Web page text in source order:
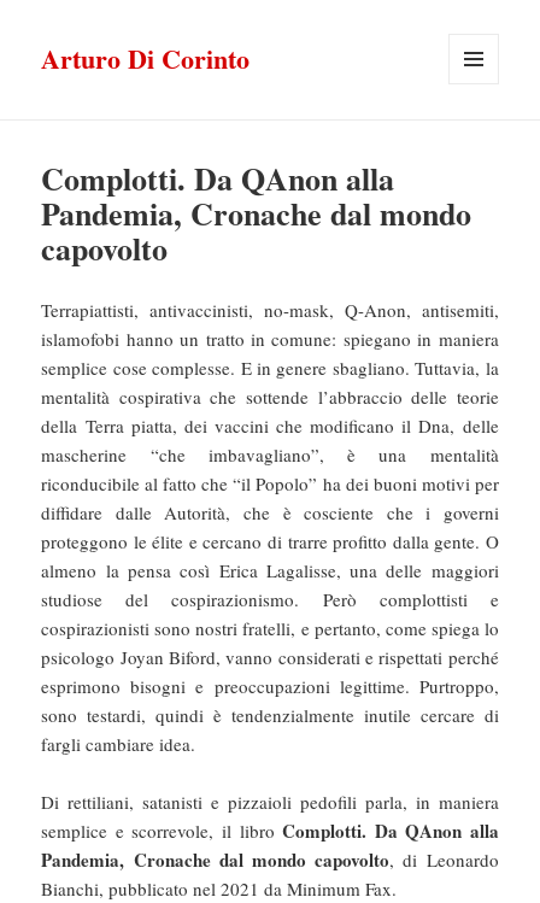
Arturo Di Corinto
Complotti. Da QAnon alla
Pandemia, Cronache dal mondo
capovolto
Terrapiattisti, antivaccinisti, no-mask, Q-Anon, antisemiti,
islamofobi hanno un tratto in comune: spiegano in maniera
semplice cose complesse. E in genere sbagliano. Tuttavia, la
mentalità cospirativa che sottende l’abbraccio delle teorie
della Terra piatta, dei vaccini che modificano il Dna, delle
mascherine “che imbavagliano”, è una mentalità
riconducibile al fatto che “il Popolo” ha dei buoni motivi per
diffidare dalle Autorità, che è cosciente che i governi
proteggono le élite e cercano di trarre profitto dalla gente. O
almeno la pensa così Erica Lagalisse, una delle maggiori
studiose del cospirazionismo. Però complottisti e
cospirazionisti sono nostri fratelli, e pertanto, come spiega lo
psicologo Joyan Biford, vanno considerati e rispettati perché
esprimono bisogni e preoccupazioni legittime. Purtroppo,
sono testardi, quindi è tendenzialmente inutile cercare di
fargli cambiare idea.
Di rettiliani, satanisti e pizzaioli pedofili parla, in maniera
semplice e scorrevole, il libroComplotti. Da QAnon alla
Pandemia, Cronache dal mondo capovolto, di Leonardo
Bianchi, pubblicato nel 2021 da Minimum Fax.